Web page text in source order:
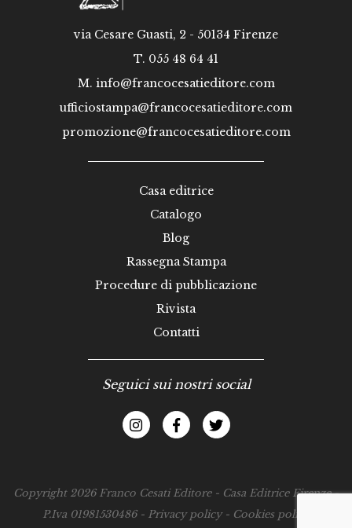
via Cesare Guasti, 2 - 50134 Firenze
T. 055 48 64 41
M. info@francocesatieditore.com
ufficiostampa@francocesatieditore.com
promozione@francocesatieditore.com
Casa editrice
Catalogo
Blog
Rassegna Stampa
Procedure di pubblicazione
Rivista
Contatti
Seguici sui nostri social
Copyright 2026 Franco Cesati Editore - Casa Editrice Firenze -
P.Iva 01981530486 - Privacy policy- Cookies policy